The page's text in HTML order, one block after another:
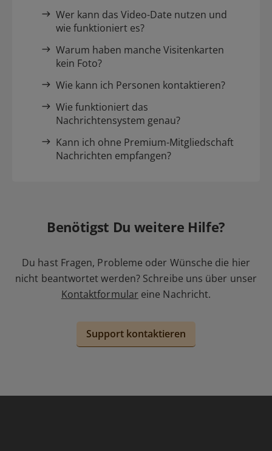
Wer kann das Video-Date nutzen und
wie funktioniert es?
Warum haben manche Visitenkarten
kein Foto?
Wie kann ich Personen kontaktieren?
Wie funktioniert das
Nachrichtensystem genau?
Kann ich ohne Premium-Mitgliedschaft
Nachrichten empfangen?
Benötigst Du weitere Hilfe?
Du hast Fragen, Probleme oder Wünsche die hier
nicht beantwortet werden? Schreibe uns über unser
Kontaktformular eine Nachricht.
Support kontaktieren